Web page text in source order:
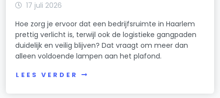
17 juli 2026
Hoe zorg je ervoor dat een bedrijfsruimte in Haarlem
prettig verlicht is, terwijl ook de logistieke gangpaden
duidelijk en veilig blijven? Dat vraagt om meer dan
alleen voldoende lampen aan het plafond.
LEES VERDER